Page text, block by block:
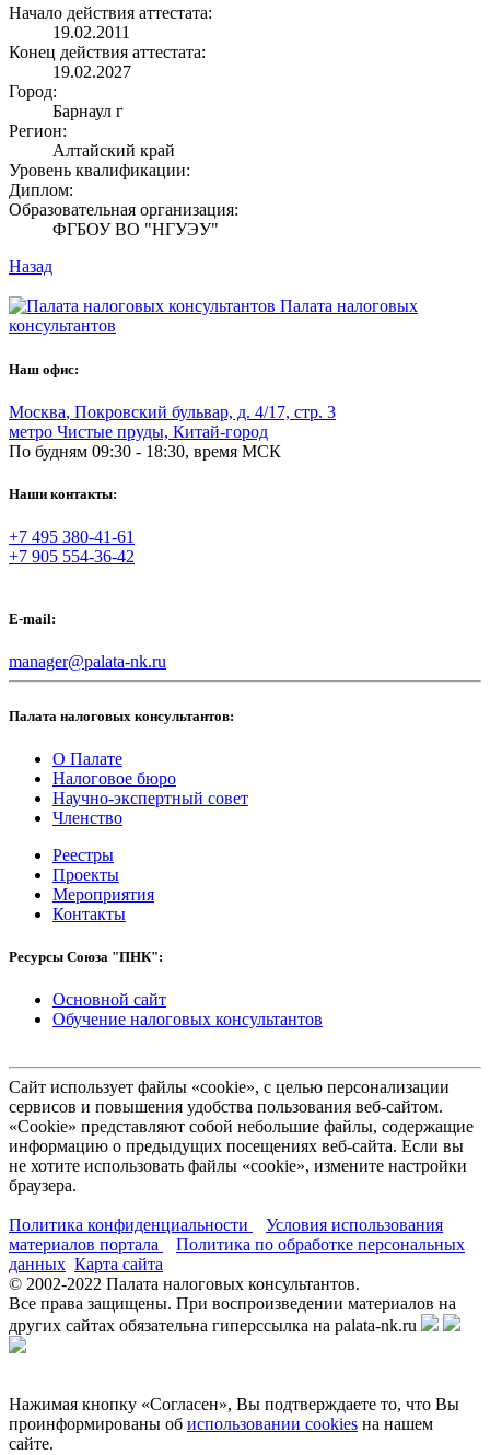
Начало действия аттестата:
19.02.2011
Конец действия аттестата:
19.02.2027
Город:
Барнаул г
Регион:
Алтайский край
Уровень квалификации:
Диплом:
Образовательная организация:
ФГБОУ ВО "НГУЭУ"
Назад
Палата налоговых
консультантов
Наш офис:
Москва, Покровский бульвар, д. 4/17, стр. 3
метро Чистые пруды, Китай-город
По будням 09:30 - 18:30, время МСК
Наши контакты:
+7 495 380-41-61
+7 905 554-36-42
E-mail:
manager@palata-nk.ru
Палата налоговых консультантов:
О Палате
Налоговое бюро
Научно-экспертный совет
Членство
Реестры
Проекты
Мероприятия
Контакты
Ресурсы Союза "ПНК":
Основной сайт
Обучение налоговых консультантов
Сайт использует файлы «cookie», с целью персонализации
сервисов и повышения удобства пользования веб-сайтом.
«Cookie» представляют собой небольшие файлы, содержащие
информацию о предыдущих посещениях веб-сайта. Если вы
не хотите использовать файлы «cookie», измените настройки
браузера.
Политика конфиденциальности
Условия использования
материалов портала
Политика по обработке персональных
данных Карта сайта
© 2002-2022 Палата налоговых консультантов.
Все права защищены. При воспроизведении материалов на
других сайтах обязательна гиперссылка на palata-nk.ru
Нажимая кнопку «Согласен», Вы подтверждаете то, что Вы
проинформированы об использовании cookies на нашем
сайте.